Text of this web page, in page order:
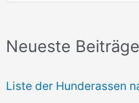
h
n
Neueste Beiträge
Liste der Hunderassen